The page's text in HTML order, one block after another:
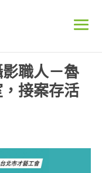
影職人－魯
接案存活